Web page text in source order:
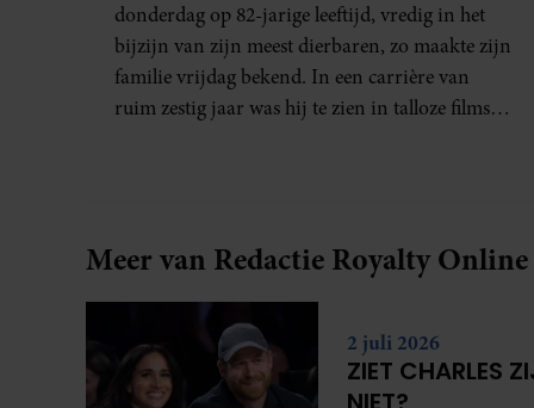
donderdag op 82-jarige leeftijd, vredig in het
bijzijn van zijn meest dierbaren, zo maakte zijn
familie vrijdag bekend. In een carrière van
ruim zestig jaar was hij te zien in talloze films,
Meer van Redactie Royalty Online
2 juli 2026
ZIET CHARLES